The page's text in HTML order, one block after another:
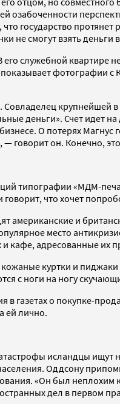
озабоченности
государство
не смогут взять
служебной
фотографии
крупнейшей
деньги». Счет идет
О потерях
говорит он. Конечно,
типографии «МДМ-
что хочет
американские и
место
кафе, адресованные
куртки и
с ноги на ногу
газетах о покупке-
ей лично.
исландцы
Оддсону
«Он был
дел в первом